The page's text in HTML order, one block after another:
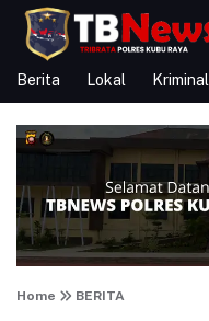
Berita Lokal Kriminal
Home BERITA